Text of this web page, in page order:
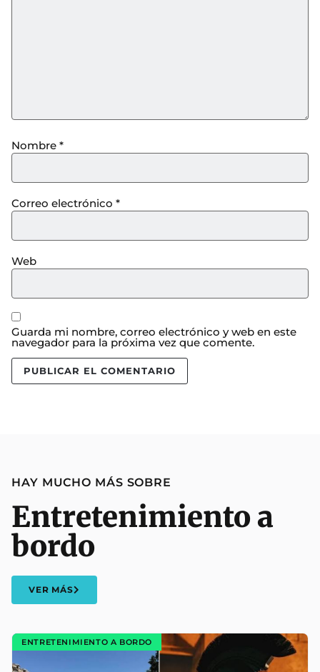
Nombre *
Correo electrónico *
Web
Guarda mi nombre, correo electrónico y web en este
navegador para la próxima vez que comente.
HAY MUCHO MÁS SOBRE
Entretenimiento a
bordo
VER MÁS
ENTRETENIMIENTO A BORDO